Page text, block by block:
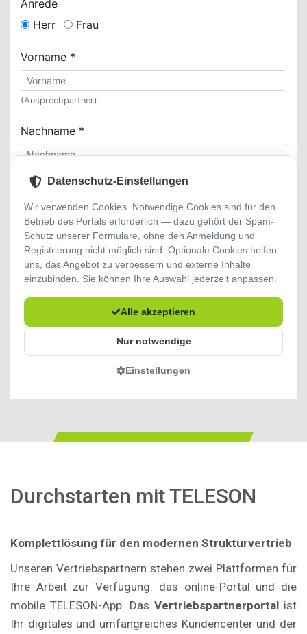
Durchstarten mit TELESON
Komplettlösung für den modernen Strukturvertrieb
Unseren Vertriebspartnern stehen zwei Plattformen für
Ihre Arbeit zur Verfügung: das online-Portal und die
mobile TELESON-App. Das Vertriebspartnerportal ist
Ihr digitales und umfangreiches Kundencenter und der